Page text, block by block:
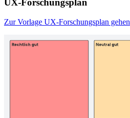
UX-Forschungsplan
Zur Vorlage UX-Forschungsplan gehen